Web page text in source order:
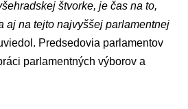
štvorke, je čas na to,
aj na tejto najvyššej parlamentnej
Predsedovia parlamentov
parlamentných výborov a